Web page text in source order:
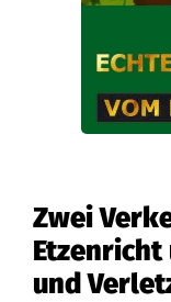
Zwei
Etzenricht
und